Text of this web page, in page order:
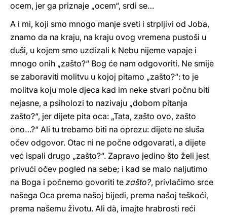
ocem, jer ga priznaje „ocem“, srdi se…
A i mi, koji smo mnogo manje sveti i strpljivi od Joba,
znamo da na kraju, na kraju ovog vremena pustoši u
duši, u kojem smo uzdizali k Nebu nijeme vapaje i
mnogo onih „zašto?“ Bog će nam odgovoriti. Ne smije
se zaboraviti molitvu u kojoj pitamo „zašto?“: to je
molitva koju mole djeca kad im neke stvari počnu biti
nejasne, a psiholozi to nazivaju „dobom pitanja
zašto?“, jer dijete pita oca: „Tata, zašto ovo, zašto
ono…?“ Ali tu trebamo biti na oprezu: dijete ne sluša
očev odgovor. Otac ni ne počne odgovarati, a dijete
već ispali drugo „zašto?“. Zapravo jedino što želi jest
privući očev pogled na sebe; i kad se malo naljutimo
na Boga i počnemo govoriti te zašto?, privlačimo srce
našega Oca prema našoj bijedi, prema našoj teškoći,
prema našemu životu. Ali dà, imajte hrabrosti reći